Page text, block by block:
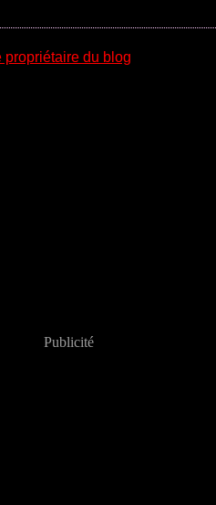
propriétaire du blog
Publicité